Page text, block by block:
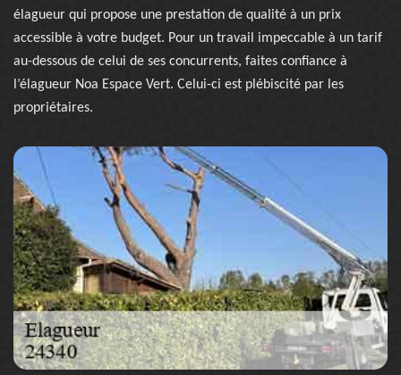
élagueur qui propose une prestation de qualité à un prix
accessible à votre budget. Pour un travail impeccable à un tarif
au-dessous de celui de ses concurrents, faites confiance à
l’élagueur Noa Espace Vert. Celui-ci est plébiscité par les
propriétaires.